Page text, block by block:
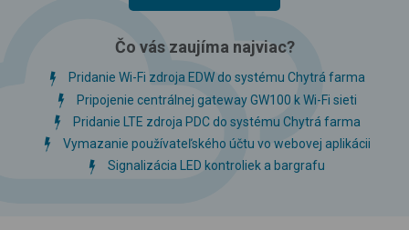
Čo vás zaujíma najviac?
Pridanie Wi-Fi zdroja EDW do systému Chytrá farma
Pripojenie centrálnej gateway GW100 k Wi-Fi sieti
Pridanie LTE zdroja PDC do systému Chytrá farma
Vymazanie používateľského účtu vo webovej aplikácii
Signalizácia LED kontroliek a bargrafu